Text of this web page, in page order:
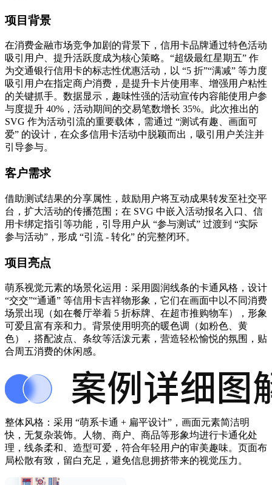
项目背景
在消费金融市场竞争加剧的背景下，信用卡品牌通过特色活动
吸引用户、提升活跃度成为核心策略。“超级最红星期五” 作
为交通银行信用卡的标志性优惠活动，以 “5 折”“满减” 等力度
吸引用户在指定商户消费，是提升卡片使用率、增强用户粘性
的关键抓手。数据显示，趣味性强的活动宣传内容能使用户参
与度提升 40%，活动期间的交易笔数增长 35%。此次推出的
SVG 作为活动引流的重要载体，需通过 “测试有趣、画面可
爱” 的设计，在众多信用卡活动中脱颖而出，吸引用户关注并
引导参与。
客户需求
借助测试结果的分享属性，鼓励用户将互动成果转发至社交平
台，扩大活动的传播范围；在 SVG 中嵌入活动报名入口、信
用卡绑定指引等功能，引导用户从 “参与测试” 过渡到 “实际
参与活动”，形成 “引流 - 转化” 的完整闭环。
项目亮点
萌系视觉元素的场景化运用：采用圆润线条的卡通风格，设计
“交交”“通通” 等信用卡吉祥物形象，它们在画面中以不同消费
场景出现（如在餐厅举着 5 折标牌、在超市推购物车），形象
可爱且富有亲和力。背景使用明亮的暖色调（如粉色、黄
色），搭配波点、条纹等活泼元素，营造轻松愉悦的氛围，贴
合周五消费的休闲感。
整体风格：采用 “萌系卡通 + 扁平设计”，画面元素简洁明
快，无复杂装饰。人物、商户、商品等形象均进行卡通化处
理，线条柔和、造型可爱，符合年轻用户的审美趣味。页面布
局松散有致，留白充足，避免信息拥挤带来的视觉压力。